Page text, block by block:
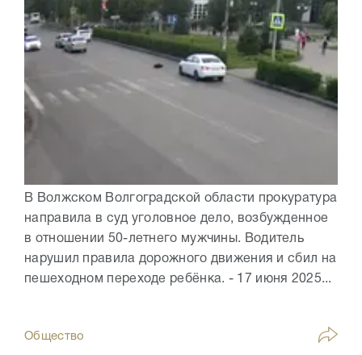
В Волжском Волгоградской области прокуратура
направила в суд уголовное дело, возбужденное
в отношении 50-летнего мужчины. Водитель
нарушил правила дорожного движения и сбил на
пешеходном переходе ребёнка. - 17 июня 2025...
Общество